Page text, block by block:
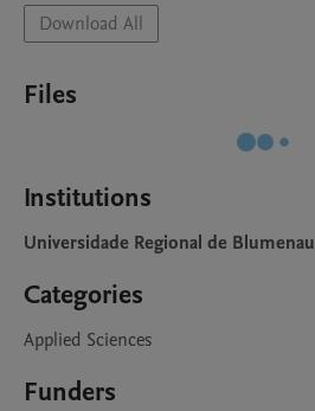
Download All
Files
Institutions
Universidade Regional de Blumenau
Categories
Applied Sciences
Funders